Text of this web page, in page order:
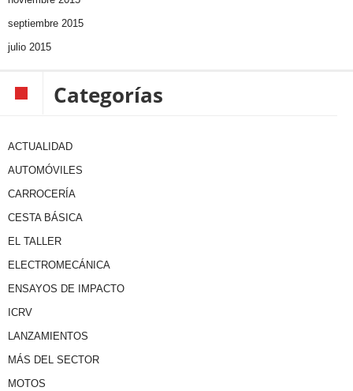
septiembre 2015
julio 2015
Categorías
ACTUALIDAD
AUTOMÓVILES
CARROCERÍA
CESTA BÁSICA
EL TALLER
ELECTROMECÁNICA
ENSAYOS DE IMPACTO
ICRV
LANZAMIENTOS
MÁS DEL SECTOR
MOTOS